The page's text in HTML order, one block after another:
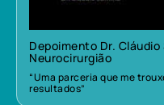
Depoimento Dr.
Neurocirurgião
“Uma parceria que me
resultados”